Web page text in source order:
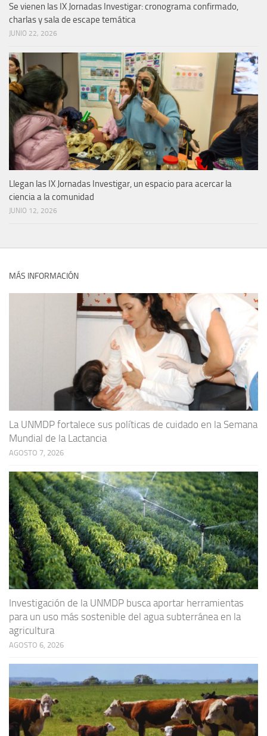
Se vienen las IX Jornadas Investigar: cronograma confirmado,
charlas y sala de escape temática
JUNIO 22, 2026
Llegan las IX Jornadas Investigar, un espacio para acercar la
ciencia a la comunidad
JUNIO 12, 2026
MÁS INFORMACIÓN
La UNMDP fortalece sus políticas de cuidado en la Semana
Mundial de la Lactancia
AGOSTO 7, 2026
Investigación de la UNMDP busca aportar herramientas
para un uso más sostenible del agua subterránea en la
agricultura
AGOSTO 6, 2026